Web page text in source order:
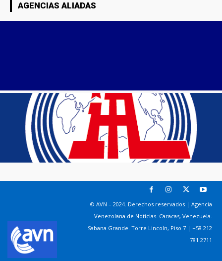
AGENCIAS ALIADAS
© AVN – 2024. Derechos reservados | Agencia
Venezolana de Noticias. Caracas, Venezuela.
Sabana Grande. Torre Lincoln, Piso 7 | +58 212
781 2711